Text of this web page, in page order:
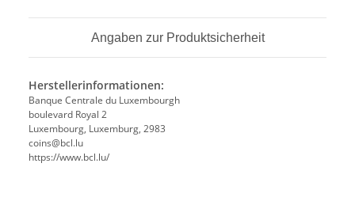
Angaben zur Produktsicherheit
Herstellerinformationen:
Banque Centrale du Luxembourgh
boulevard Royal 2
Luxembourg, Luxemburg, 2983
coins@bcl.lu
https://www.bcl.lu/